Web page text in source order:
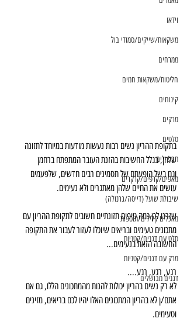
וידאו
משקאות/שייקים/סמודי בול
ממרחים
חליטות/משקאות חמים
קינוחים
מרקים
סלטים
תבשילים
מאפים/קרפים/קרקרים
שיבולת שועל (דייסה/גרנולה)
מאכלים קלילים/תוספות
סלט עם דגנים/קטניות
מרק עם דגנים/קטניות
דגנים מבושלים
בתקופת ההריון נשים רבות נעשות מודעות במיוחד לתזונה
שלהן, בגלל החשיבות בהזנת העובר המתפתח ברחמן
וגם בשל הופעתם של תסמינים רבים חדשים, שלפעמים
עושים את החיים שלהן מאתגרים ולא נעימים.
שזרנו לכן כמה טיפים תזונתיים חשובים לתקופת ההריון עם
מתכונים טעימים ובריאים שיוכלו לעזור לעבור את התקופה
החשובה הזאת בנעימים...
רגע, רגע, רגע....
לא רק נשים בהריון יכולות להנות מהמתכונים הללו, גם אם
אתם/ן לא בהריון המתכונים האלו יהיו לכם בריאים, מזינים
וטעימים.